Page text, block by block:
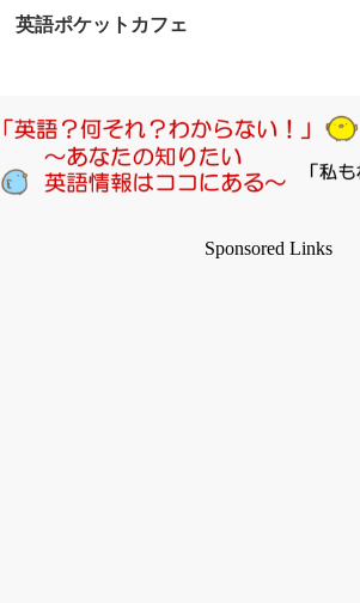
英語ポケットカフェ
Sponsored Links